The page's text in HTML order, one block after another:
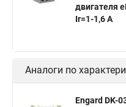
двигателя
Ir=1-1,6 A
Аналоги по
Engard DK-